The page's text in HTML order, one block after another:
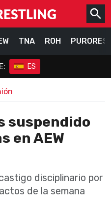
TNA ROH
ES
suspendido
en AEW
disciplinario por
de la semana